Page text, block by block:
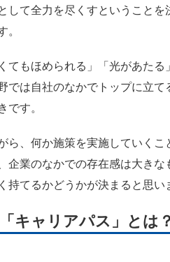
して全力を尽くすということを
もほめられる」「光があたる
では自社のなかでトップに立
す。
、何か施策を実施していくこ
企業のなかでの存在感は大き
てるかどうかが決まると思い
キャリアパス」とは？